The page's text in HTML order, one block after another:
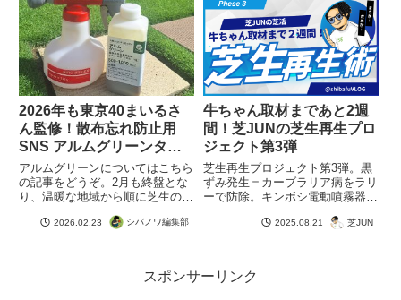
は、ビール酵母抽出物をベースに
したバイオステミュラント成分配
合の続きを読む
2026年も東京40まいるさ
ん監修！散布忘れ防止用
SNS アルムグリーンタイ
マー今年もスタート！
アルムグリーンについてはこちら
の記事をどうぞ。2月も終盤とな
り、温暖な地域から順に芝生の芽
春の作業を進める方も増え、
―― 🌱 2025年に好評だった「ア
2026.02.23 シバノワ編集部
牛ちゃん取材まであと2週
間！芝JUNの芝生再生プロ
ジェクト第3弾
芝生再生プロジェクト第3弾。黒
ずみ発生＝カーブラリア病をラリ
ーで防除。キンボシ電動噴霧器で
と液肥で夏バテ予防も実施。
2025.08.21 芝JUN
スポンサーリンク